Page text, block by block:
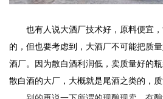
也有人说大酒厂技术好，原料便宜
的，但也要考虑到，大酒厂不可能把质
酒厂。因为散白酒利润低，卖质量好的
散白酒的大厂，大概就是尾酒之类的，质